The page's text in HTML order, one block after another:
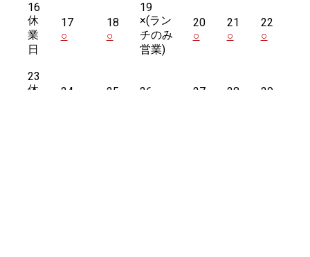
16
休
業
日
17
○
18
○
19
×(ラン
チのみ
営業)
20
○
21
○
22
○
23
休
24
25
26
27
28
29